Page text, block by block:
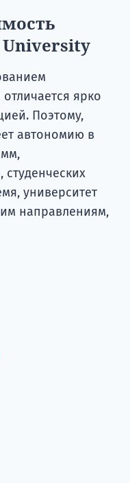
University
ярко
Поэтому,
автономию в
университет
направлениям,